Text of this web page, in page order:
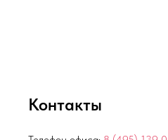
Контакты